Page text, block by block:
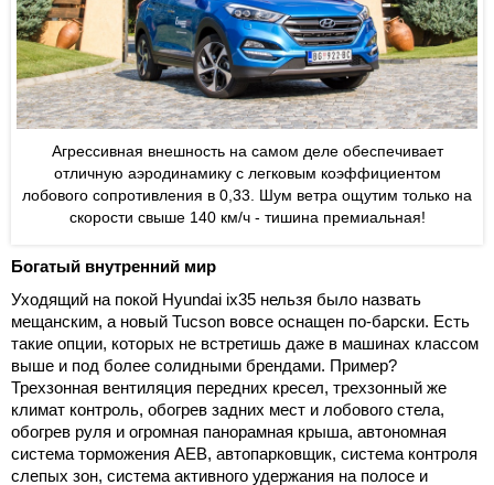
Агрессивная внешность на самом деле обеспечивает
отличную аэродинамику с легковым коэффициентом
лобового сопротивления в 0,33. Шум ветра ощутим только на
скорости свыше 140 км/ч - тишина премиальная!
Богатый внутренний мир
Уходящий на покой Hyundai ix35 нельзя было назвать
мещанским, а новый Tucson вовсе оснащен по-барски. Есть
такие опции, которых не встретишь даже в машинах классом
выше и под более солидными брендами. Пример?
Трехзонная вентиляция передних кресел, трехзонный же
климат контроль, обогрев задних мест и лобового стела,
обогрев руля и огромная панорамная крыша, автономная
система торможения AEB, автопарковщик, система контроля
слепых зон, система активного удержания на полосе и